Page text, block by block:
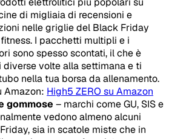
di migliaia di recensioni e
nelle griglie del Black Friday
I pacchetti multipli e i
sono spesso scontati, il che è
diverse volte alla settimana e ti
nella tua borsa da allenamento.
Amazon: High5 ZERO su Amazon
gommose – marchi come GU, SIS e
vedono almeno alcuni
sia in scatole miste che in